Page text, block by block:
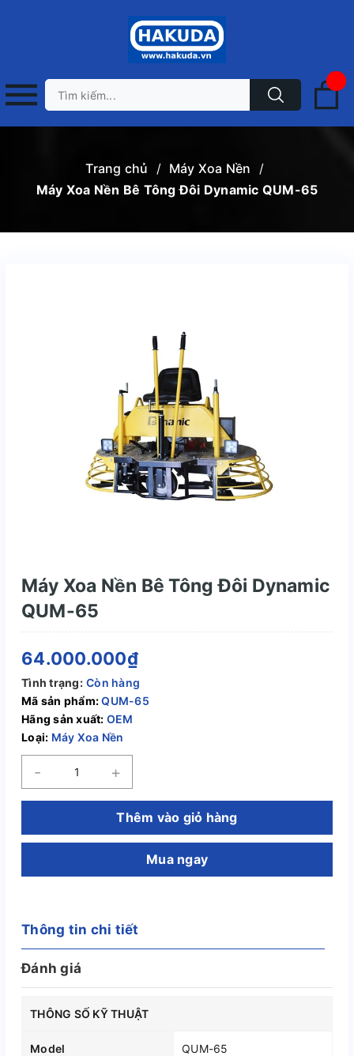
Trang chủ / Máy Xoa Nền
/
Máy Xoa Nền Bê Tông Đôi Dynamic QUM-65
Máy Xoa Nền Bê Tông Đôi Dynamic
QUM-65
64.000.000₫
Tình trạng: Còn hàng
Mã sản phẩm:QUM-65
Hãng sản xuất: OEM
Loại: Máy Xoa Nền
- +
Thêm vào giỏ hàng
Mua ngay
Thông tin chi tiết
Đánh giá
THÔNG SỐ KỸ THUẬT
Model QUM-65